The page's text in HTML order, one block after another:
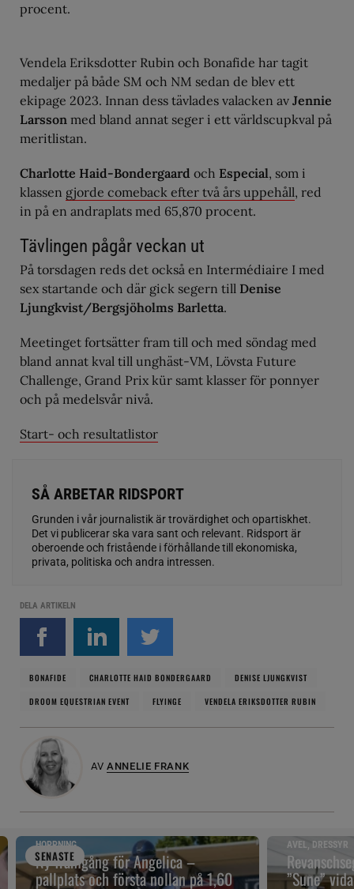
procent.
Vendela Eriksdotter Rubin och Bonafide har tagit
medaljer på både SM och NM sedan de blev ett
ekipage 2023. Innan dess tävlades valacken av Jennie
Larsson med bland annat seger i ett världscupkval på
meritlistan.
Charlotte Haid-Bondergaard och Especial, som i
klassen gjorde comeback efter två års uppehåll, red
in på en andraplats med 65,870 procent.
Tävlingen pågår veckan ut
På torsdagen reds det också en Intermédiaire I med
sex startande och där gick segern till Denise
Ljungkvist/Bergsjöholms Barletta.
Meetinget fortsätter fram till och med söndag med
bland annat kval till unghäst-VM, Lövsta Future
Challenge, Grand Prix kür samt klasser för ponnyer
och på medelsvår nivå.
Start- och resultatlistor
SÅ ARBETAR RIDSPORT
Grunden i vår journalistik är trovärdighet och opartiskhet.
Det vi publicerar ska vara sant och relevant. Ridsport är
oberoende och fristående i förhållande till ekonomiska,
privata, politiska och andra intressen.
DELA ARTIKELN
BONAFIDE CHARLOTTE HAID BONDERGAARD
DENISE LJUNGKVIST
DROOM EQUESTRIAN EVENT
FLYINGE VENDELA ERIKSDOTTER RUBIN
AV ANNELIE FRANK
SENASTE
HOPPNING
Ny framgång för Angelica –
pallplats och första nollan på 1,60
AVEL, DRESSYR
”Sune”